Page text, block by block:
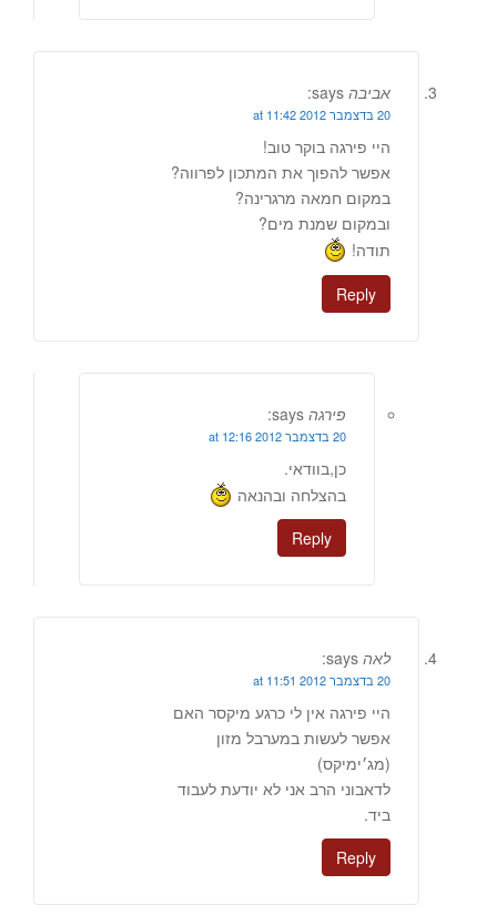
אביבה says:
20 בדצמבר 2012 at 11:42
היי פירגה בוקר טוב!
אפשר להפוך את המתכון לפרווה?
במקום חמאה מרגרינה?
ובמקום שמנת מים?
תודה!
Reply
פירגה says:
20 בדצמבר 2012 at 12:16
כן,בוודאי.
בהצלחה ובהנאה
Reply
לאה says:
20 בדצמבר 2012 at 11:51
היי פירגה אין לי כרגע מיקסר האם
אפשר לעשות במערבל מזון
(מג׳ימיקס)
לדאבוני הרב אני לא יודעת לעבוד
ביד.
Reply